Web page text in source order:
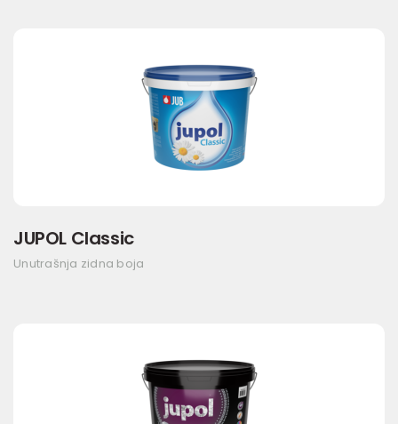
JUPOL Classic
Unutrašnja zidna boja